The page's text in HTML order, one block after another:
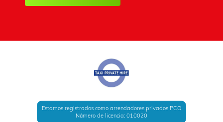
Estamos registrados como arrendadores privados PCO
Número de licencia: 010020